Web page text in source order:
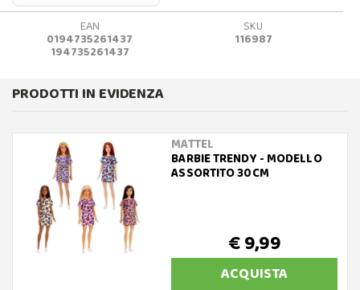
EAN
0194735261437
194735261437
SKU
116987
PRODOTTI IN EVIDENZA
MATTEL
BARBIE TRENDY - MODELLO
ASSORTITO 30CM
€ 9,99
ACQUISTA